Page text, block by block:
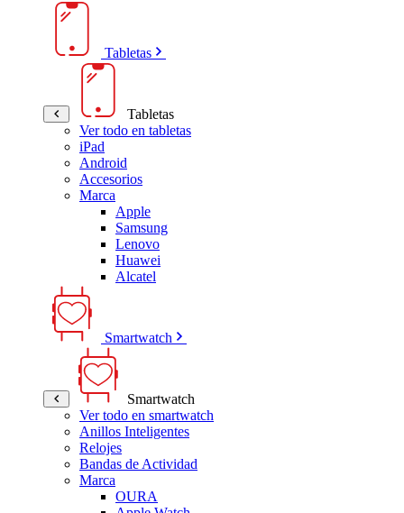
Tabletas
Tabletas
Ver todo en tabletas
iPad
Android
Accesorios
Marca
Apple
Samsung
Lenovo
Huawei
Alcatel
Smartwatch
Smartwatch
Ver todo en smartwatch
Anillos Inteligentes
Relojes
Bandas de Actividad
Marca
OURA